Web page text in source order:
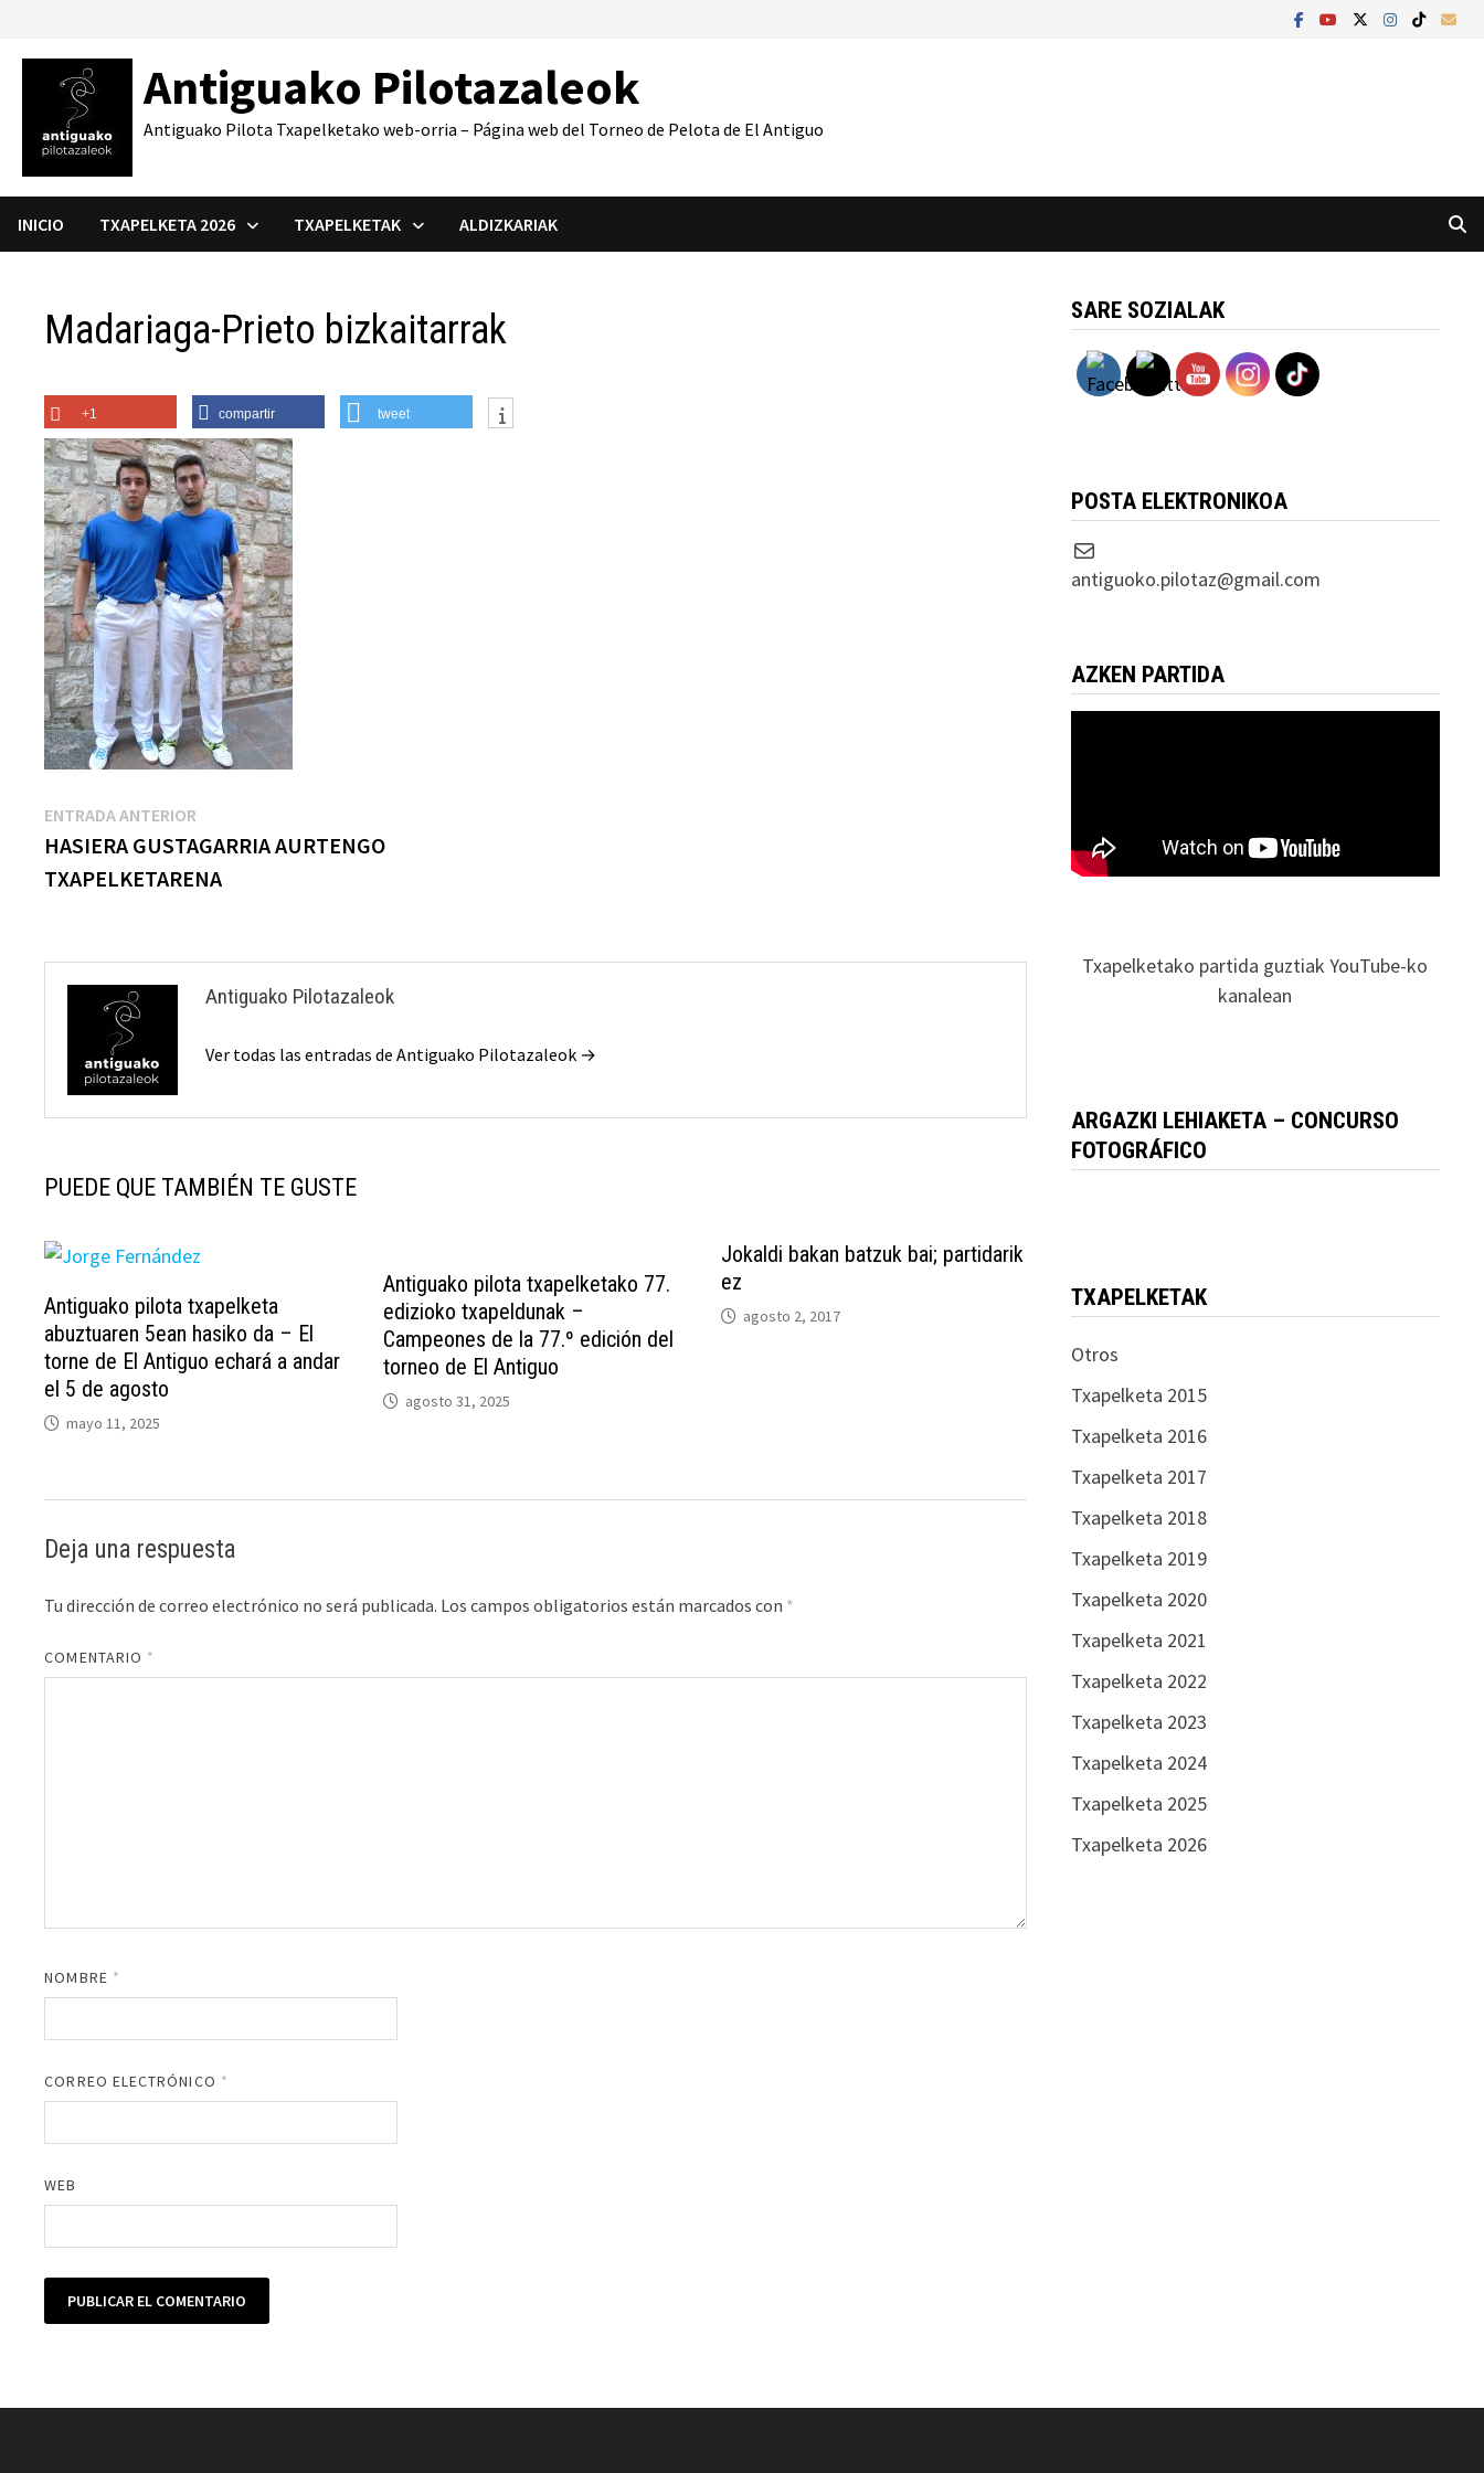
contenido
Antiguako Pilotazaleok
Antiguako Pilota Txapelketako web-orria – Página web del Torneo de Pelota de El Antiguo
INICIO TXAPELKETA 2026 TXAPELKETAK ALDIZKARIAK
Madariaga-Prieto bizkaitarrak
+1 compartir tweet
Navegación
de
ENTRADA ANTERIOR
anterior:
HASIERA GUSTAGARRIA AURTENGO
TXAPELKETARENA
Antiguako Pilotazaleok
Ver todas las entradas de Antiguako Pilotazaleok →
PUEDE QUE TAMBIÉN TE GUSTE
Antiguako pilota txapelketa
abuztuaren 5ean hasiko da – El
torne de El Antiguo echará a andar
el 5 de agosto
mayo 11, 2025
Antiguako pilota txapelketako 77.
edizioko txapeldunak –
Campeones de la 77.º edición del
torneo de El Antiguo
agosto 31, 2025
Jokaldi bakan batzuk bai; partidarik
ez
agosto 2, 2017
Deja una respuesta
Tu dirección de correo electrónico no será publicada. Los campos obligatorios están marcados con *
COMENTARIO *
NOMBRE *
CORREO ELECTRÓNICO *
WEB
SARE SOZIALAK
POSTA ELEKTRONIKOA
Correo electrónico
antiguoko.pilotaz@gmail.com
AZKEN PARTIDA
Txapelketako partida guztiak YouTube-ko
kanalean
ARGAZKI LEHIAKETA – CONCURSO
FOTOGRÁFICO
TXAPELKETAK
Otros
Txapelketa 2015
Txapelketa 2016
Txapelketa 2017
Txapelketa 2018
Txapelketa 2019
Txapelketa 2020
Txapelketa 2021
Txapelketa 2022
Txapelketa 2023
Txapelketa 2024
Txapelketa 2025
Txapelketa 2026